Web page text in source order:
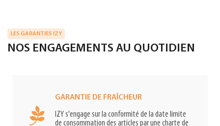
LES GARANTIES IZY
NOS ENGAGEMENTS AU QUOTIDIEN
GARANTIE DE FRAÎCHEUR
IZY s'engage sur la conformité de la date limite
de consommation des articles par une charte de